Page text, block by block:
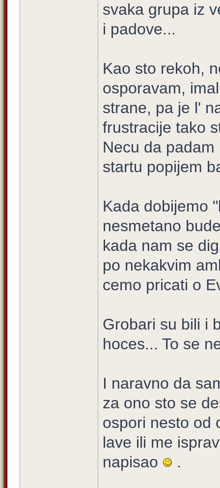
svaka grupa iz
i padove...
Kao sto rekoh,
osporavam,
strane, pa je l'
frustracije tako
Necu da
startu popijem
Kada dobijemo
nesmetano
kada nam se
po nekakvim
cemo pricati o
Grobari su bili i
hoces... To se
I naravno da
za ono sto se
ospori nesto od
lave ili me
napisao
.